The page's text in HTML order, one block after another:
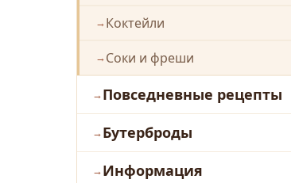
Коктейли
Соки и фреши
Повседневные рецепты
Бутерброды
Информация